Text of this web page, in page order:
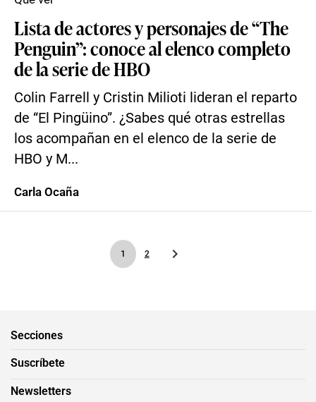
Lista de actores y personajes de “The
Penguin”: conoce al elenco completo
de la serie de HBO
Colin Farrell y Cristin Milioti lideran el reparto
de “El Pingüino”. ¿Sabes qué otras estrellas
los acompañan en el elenco de la serie de
HBO y M...
Carla Ocaña
1 2
Secciones
Suscríbete
Newsletters